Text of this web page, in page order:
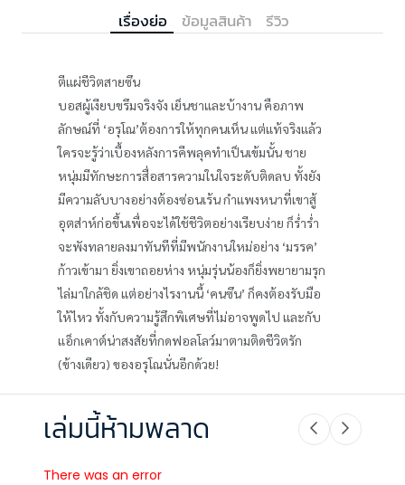
เรื่องย่อ ข้อมูลสินค้า รีวิว
ตีแผ่ชีวิตสายซึน
บอสผู้เงียบขรึมจริงจัง เย็นชาและบ้างาน คือภาพ
ลักษณ์ที่ ‘อรุโณ’ต้องการให้ทุกคนเห็น แต่แท้จริงแล้ว
ใครจะรู้ว่าเบื้องหลังการคีพลุคทำเป็นเข้มนั้น ชาย
หนุ่มมีทักษะการสื่อสารความในใจระดับติดลบ ทั้งยัง
มีความลับบางอย่างต้องซ่อนเร้น กำแพงหนาที่เขาสู้
อุตส่าห์ก่อขึ้นเพื่อจะได้ใช้ชีวิตอย่างเรียบง่าย ก็ร่ำร่ำ
จะพังทลายลงมาทันทีที่มีพนักงานใหม่อย่าง ‘มรรค’
ก้าวเข้ามา ยิ่งเขาถอยห่าง หนุ่มรุ่นน้องก็ยิ่งพยายามรุก
ไล่มาใกล้ชิด แต่อย่างไรงานนี้ ‘คนซึน’ ก็คงต้องรับมือ
ให้ไหว ทั้งกับความรู้สึกพิเศษที่ไม่อาจพูดไป และกับ
แอ็กเคาต์น่าสงสัยที่กดฟอลโลว์มาตามติดชีวิตรัก
(ข้างเดียว) ของอรุโณนั่นอีกด้วย!
เล่มนี้ห้ามพลาด
There was an error